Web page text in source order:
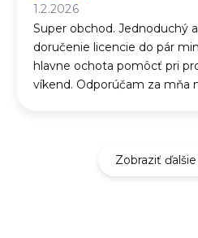
1.2.2026
Super obchod. Jednoduchý
doručenie licencie do pár
hlavne ochota pomôcť pri
víkend. Odporúčam za mňa
Zobraziť